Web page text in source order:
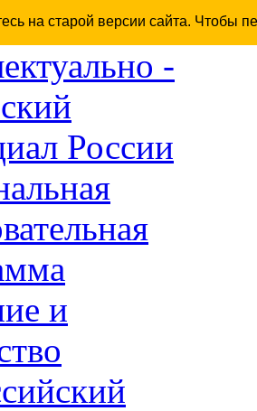
на старой версии сайта. Чтобы
-
России
и